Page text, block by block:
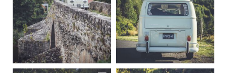
Sep 15
219
3
Sep 12
216
3